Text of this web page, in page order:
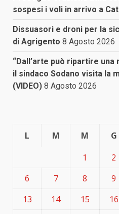
sospesi i voli in arrivo a
Dissuasori e droni per la
di Agrigento 8 Agosto 2026
“Dall’arte può ripartire
il sindaco Sodano visita la
(VIDEO) 8 Agosto 2026
L M M G
1
2
6
7 8 9
13
14 15 16